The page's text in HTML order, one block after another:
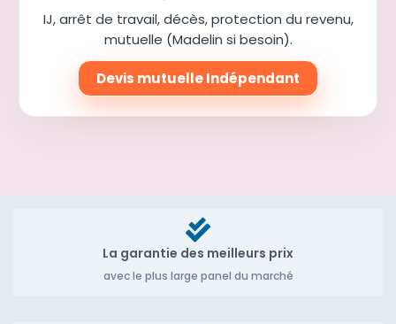
IJ, arrêt de travail, décès, protection du revenu,
mutuelle (Madelin si besoin).
Devis mutuelle Indépendant
La garantie des meilleurs prix
avec le plus large panel du marché